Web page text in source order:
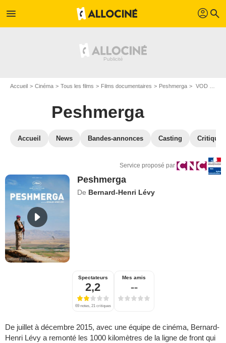
menu profil search
Accueil Cinéma Tous les films Films documentaires Peshmerga VOD Peshmerga
Peshmerga
Accueil News Bandes-annonces Casting
Service proposé par
Peshmerga
De Bernard-Henri Lévy
Spectateurs
2,2
69 notes, 21 critiques
Mes amis
--
De juillet à décembre 2015, avec une équipe de cinéma, Bernard-
Henri Lévy a remonté les 1000 kilomètres de la ligne de front qui